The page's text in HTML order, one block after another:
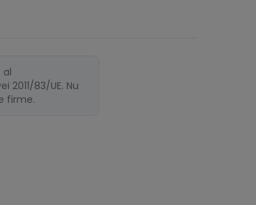
al
83/UE. Nu
firme.